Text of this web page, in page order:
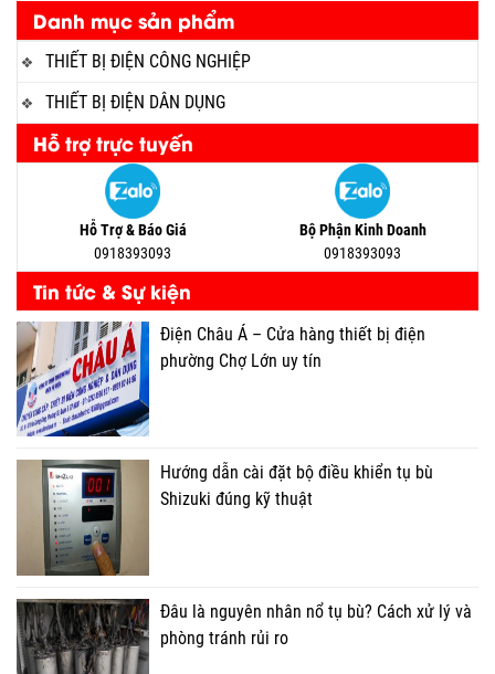
Danh mục sản phẩm
THIẾT BỊ ĐIỆN CÔNG NGHIỆP
THIẾT BỊ ĐIỆN DÂN DỤNG
Hỗ trợ trực tuyến
Hỗ Trợ & Báo Giá
0918393093
Bộ Phận Kinh Doanh
0918393093
Tin tức & Sự kiện
Điện Châu Á – Cửa hàng thiết bị điện
phường Chợ Lớn uy tín
Hướng dẫn cài đặt bộ điều khiển tụ bù
Shizuki đúng kỹ thuật
Đâu là nguyên nhân nổ tụ bù? Cách xử lý và
phòng tránh rủi ro